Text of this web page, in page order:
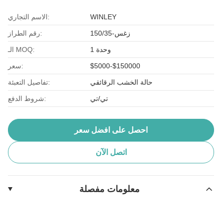
الاسم التجاري: WINLEY
رقم الطراز: زغس-150/35
الـ MOQ: 1 وحدة
سعر: $5000-$150000
تفاصيل التعبئة: حالة الخشب الرقائقي
شروط الدفع: تي/تي
احصل على افضل سعر
اتصل الآن
معلومات مفصلة